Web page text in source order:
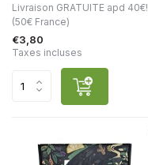
Livraison GRATUITE apd 40€!
(50€ France)
€3,80
Taxes incluses